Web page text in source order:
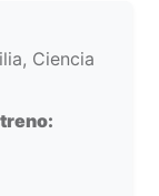
Ciencia